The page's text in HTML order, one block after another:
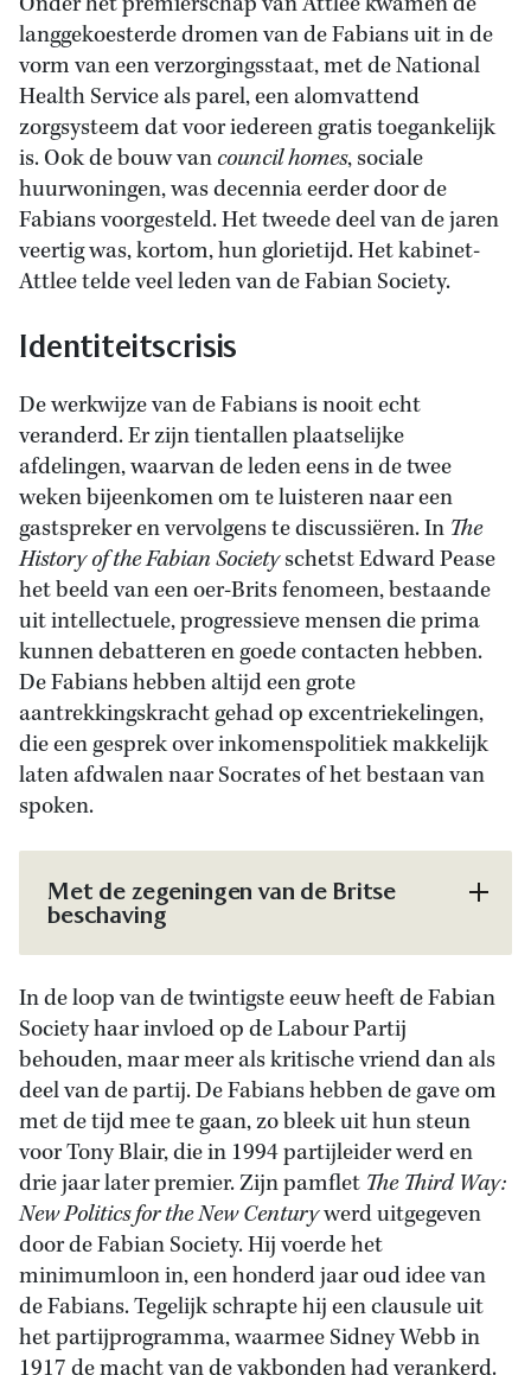
langgekoesterde dromen van de Fabians uit in de
vorm van een verzorgingsstaat, met de National
Health Service als parel, een alomvattend
zorgsysteem dat voor iedereen gratis toegankelijk
is. Ook de bouw vancouncil homes, sociale
huurwoningen, was decennia eerder door de
Fabians voorgesteld. Het tweede deel van de jaren
veertig was, kortom, hun glorietijd. Het kabinet-
Attlee telde veel leden van de Fabian Society.
Identiteitscrisis
De werkwijze van de Fabians is nooit echt
veranderd. Er zijn tientallen plaatselijke
afdelingen, waarvan de leden eens in de twee
weken bijeenkomen om te luisteren naar een
gastspreker en vervolgens te discussiëren. In The
History of the Fabian Societyschetst Edward Pease
het beeld van een oer-Brits fenomeen, bestaande
uit intellectuele, progressieve mensen die prima
kunnen debatteren en goede contacten hebben.
De Fabians hebben altijd een grote
aantrekkingskracht gehad op excentriekelingen,
die een gesprek over inkomenspolitiek makkelijk
laten afdwalen naar Socrates of het bestaan van
spoken.
Met de zegeningen van de Britse
beschaving
In de loop van de twintigste eeuw heeft de Fabian
Society haar invloed op de Labour Partij
behouden, maar meer als kritische vriend dan als
deel van de partij. De Fabians hebben de gave om
met de tijd mee te gaan, zo bleek uit hun steun
voor Tony Blair, die in 1994 partijleider werd en
drie jaar later premier. Zijn pamflet The Third Way:
New Politics for the New Centurywerd uitgegeven
door de Fabian Society. Hij voerde het
minimumloon in, een honderd jaar oud idee van
de Fabians. Tegelijk schrapte hij een clausule uit
het partijprogramma, waarmee Sidney Webb in